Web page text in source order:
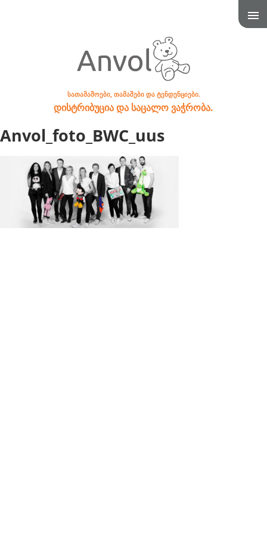
სათამაშოები, თამაშები და ტენდენციები.
დისტრიბუცია და საცალო ვაჭრობა.
Anvol_foto_BWC_uus